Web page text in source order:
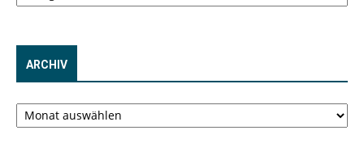
ARCHIV
Archiv